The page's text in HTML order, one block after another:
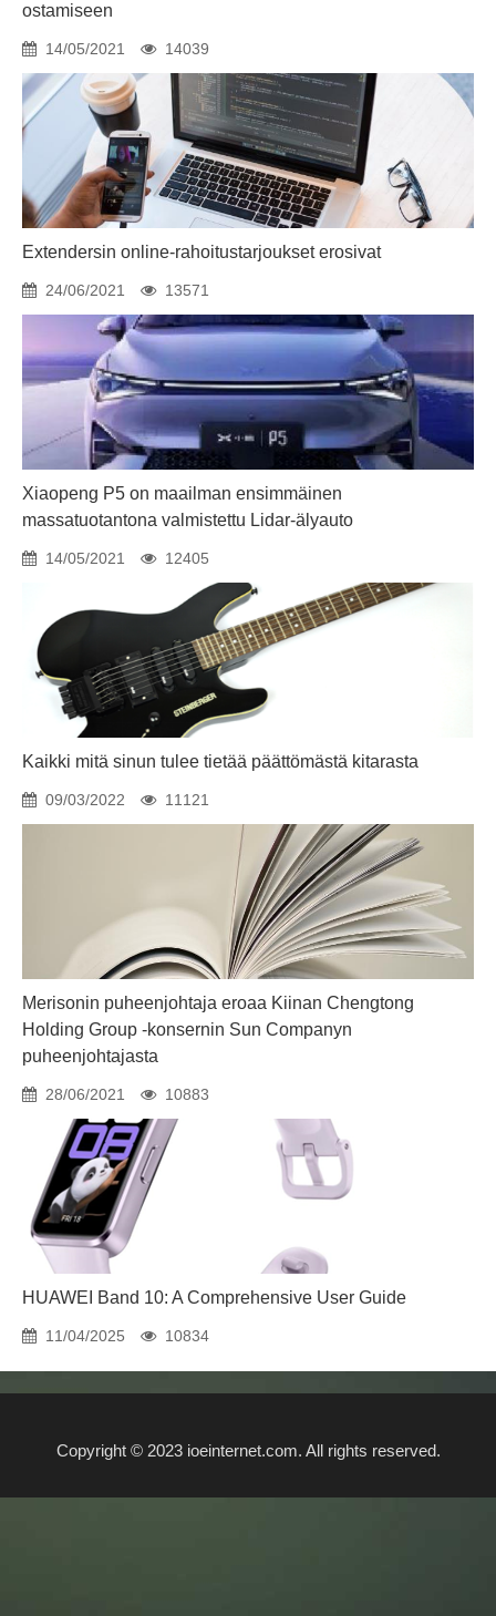
ostamiseen
14/05/2021 14039
Extendersin online-rahoitustarjoukset erosivat
24/06/2021 13571
Xiaopeng P5 on maailman ensimmäinen
massatuotantona valmistettu Lidar-älyauto
14/05/2021 12405
Kaikki mitä sinun tulee tietää päättömästä kitarasta
09/03/2022 11121
Merisonin puheenjohtaja eroaa Kiinan Chengtong
Holding Group -konsernin Sun Companyn
puheenjohtajasta
28/06/2021 10883
HUAWEI Band 10: A Comprehensive User Guide
11/04/2025 10834
Copyright © 2023 ioeinternet.com. All rights reserved.